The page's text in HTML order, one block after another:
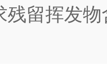
留挥发物